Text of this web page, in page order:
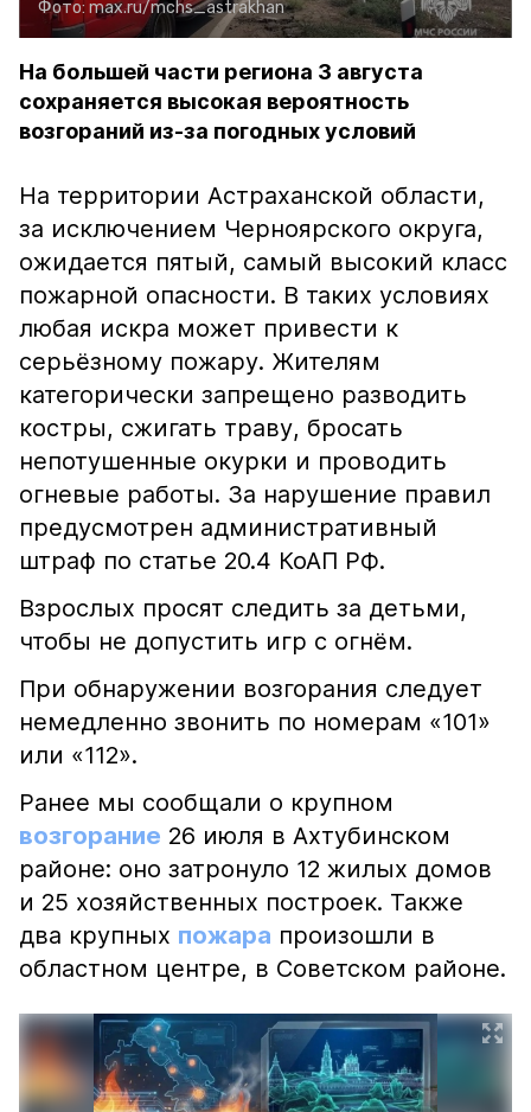
Фото: max.ru/mchs_astrakhan
На большей части региона 3 августа
сохраняется высокая вероятность
возгораний из-за погодных условий
На территории Астраханской области,
за исключением Черноярского округа,
ожидается пятый, самый высокий класс
пожарной опасности. В таких условиях
любая искра может привести к
серьёзному пожару. Жителям
категорически запрещено разводить
костры, сжигать траву, бросать
непотушенные окурки и проводить
огневые работы. За нарушение правил
предусмотрен административный
штраф по статье 20.4 КоАП РФ.
Взрослых просят следить за детьми,
чтобы не допустить игр с огнём.
При обнаружении возгорания следует
немедленно звонить по номерам «101»
или «112».
Ранее мы сообщали о крупном
возгорание 26 июля в Ахтубинском
районе: оно затронуло 12 жилых домов
и 25 хозяйственных построек. Также
два крупных пожара произошли в
областном центре, в Советском районе.